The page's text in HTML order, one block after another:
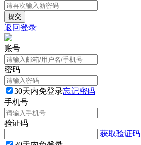
返回登录
账号
密码
30天内免登录忘记密码
手机号
验证码
获取验证码